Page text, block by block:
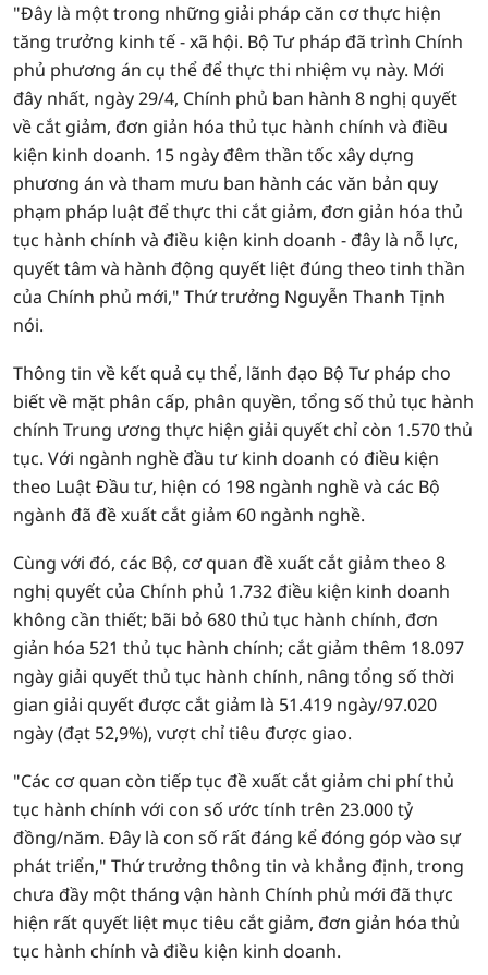
"Đây là một trong những giải pháp căn cơ thực hiện
tăng trưởng kinh tế - xã hội. Bộ Tư pháp đã trình Chính
phủ phương án cụ thể để thực thi nhiệm vụ này. Mới
đây nhất, ngày 29/4, Chính phủ ban hành 8 nghị quyết
về cắt giảm, đơn giản hóa thủ tục hành chính và điều
kiện kinh doanh. 15 ngày đêm thần tốc xây dựng
phương án và tham mưu ban hành các văn bản quy
phạm pháp luật để thực thi cắt giảm, đơn giản hóa thủ
tục hành chính và điều kiện kinh doanh - đây là nỗ lực,
quyết tâm và hành động quyết liệt đúng theo tinh thần
của Chính phủ mới," Thứ trưởng Nguyễn Thanh Tịnh
nói.
Thông tin về kết quả cụ thể, lãnh đạo Bộ Tư pháp cho
biết về mặt phân cấp, phân quyền, tổng số thủ tục hành
chính Trung ương thực hiện giải quyết chỉ còn 1.570 thủ
tục. Với ngành nghề đầu tư kinh doanh có điều kiện
theo Luật Đầu tư, hiện có 198 ngành nghề và các Bộ
ngành đã đề xuất cắt giảm 60 ngành nghề.
Cùng với đó, các Bộ, cơ quan đề xuất cắt giảm theo 8
nghị quyết của Chính phủ 1.732 điều kiện kinh doanh
không cần thiết; bãi bỏ 680 thủ tục hành chính, đơn
giản hóa 521 thủ tục hành chính; cắt giảm thêm 18.097
ngày giải quyết thủ tục hành chính, nâng tổng số thời
gian giải quyết được cắt giảm là 51.419 ngày/97.020
ngày (đạt 52,9%), vượt chỉ tiêu được giao.
"Các cơ quan còn tiếp tục đề xuất cắt giảm chi phí thủ
tục hành chính với con số ước tính trên 23.000 tỷ
đồng/năm. Đây là con số rất đáng kể đóng góp vào sự
phát triển," Thứ trưởng thông tin và khẳng định, trong
chưa đầy một tháng vận hành Chính phủ mới đã thực
hiện rất quyết liệt mục tiêu cắt giảm, đơn giản hóa thủ
tục hành chính và điều kiện kinh doanh.